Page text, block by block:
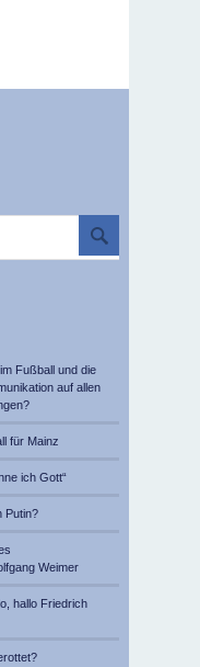
Fußball und die
auf allen
für Mainz
ich Gott“
Putin?
Weimer
hallo Friedrich